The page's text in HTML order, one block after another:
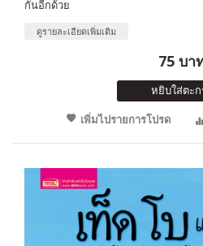
กันอีกด้วย
ดูรายละเอียดเพิ่มเติม
75 บา
หยิบใส่ตะก
เพิ่มไปรายการโปรด